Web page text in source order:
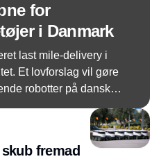
for
i Danmark
last mile-delivery i
Et lovforslag vil gøre
robotter på danske
fremad